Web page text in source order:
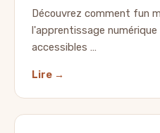
Découvrez comment fun
l'apprentissage
accessibles …
Lire →